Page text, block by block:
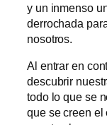
y un inmenso
derrochada
nosotros.
Al entrar en
descubrir
todo lo que se
que se creen el